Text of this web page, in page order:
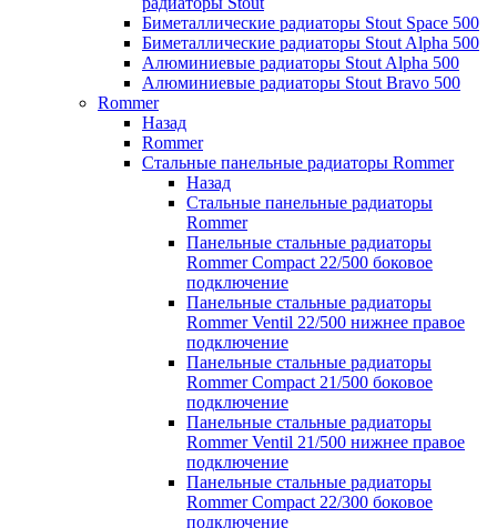
Биметаллические радиаторы Stout Space 500
Биметаллические радиаторы Stout Alpha 500
Алюминиевые радиаторы Stout Alpha 500
Алюминиевые радиаторы Stout Bravo 500
Rommer
Назад
Rommer
Стальные панельные радиаторы Rommer
Назад
Стальные панельные радиаторы
Rommer
Панельные стальные радиаторы
Rommer Compact 22/500 боковое
подключение
Панельные стальные радиаторы
Rommer Ventil 22/500 нижнее правое
подключение
Панельные стальные радиаторы
Rommer Compact 21/500 боковое
подключение
Панельные стальные радиаторы
Rommer Ventil 21/500 нижнее правое
подключение
Панельные стальные радиаторы
Rommer Compact 22/300 боковое
подключение